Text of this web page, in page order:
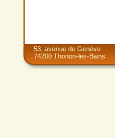
53, avenue de Genève
74200 Thonon-les-Bains